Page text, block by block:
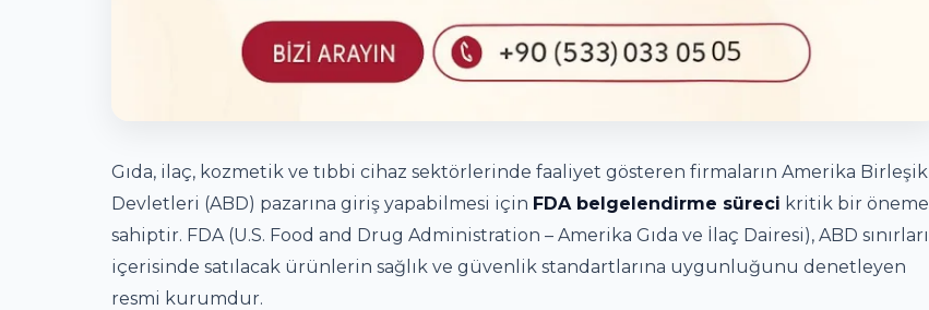
Gıda, ilaç, kozmetik ve tıbbi cihaz sektörlerinde faaliyet gösteren firmaların Amerika Birleşik
Devletleri (ABD) pazarına giriş yapabilmesi için FDA belgelendirme süreci kritik bir öneme
sahiptir. FDA (U.S. Food and Drug Administration – Amerika Gıda ve İlaç Dairesi), ABD sınırları
içerisinde satılacak ürünlerin sağlık ve güvenlik standartlarına uygunluğunu denetleyen
resmi kurumdur.